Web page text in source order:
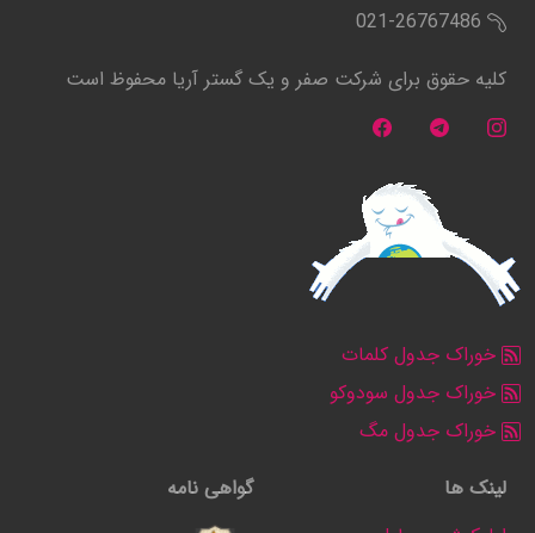
021-26767486
کلیه حقوق برای شرکت صفر و یک گستر آریا محفوظ است
خوراک جدول کلمات
خوراک جدول سودوکو
خوراک جدول مگ
لینک ها
گواهی نامه